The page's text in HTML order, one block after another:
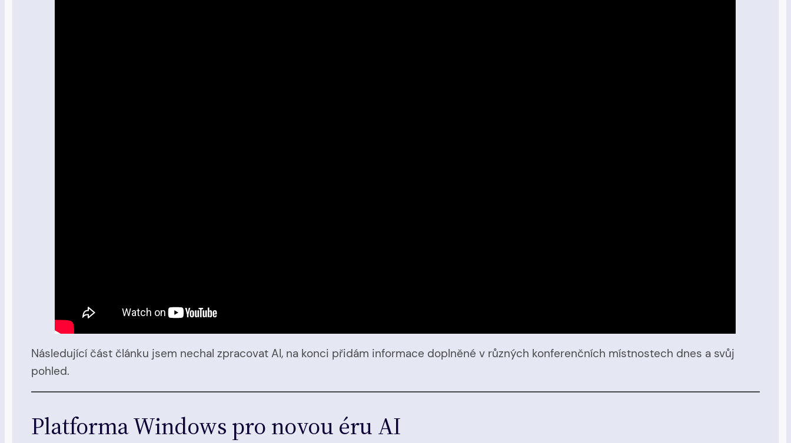
Následující část článku jsem nechal zpracovat AI, na konci přidám informace doplněné v různých konferenčních místnostech dnes a svůj
pohled.
Platforma Windows pro novou éru AI